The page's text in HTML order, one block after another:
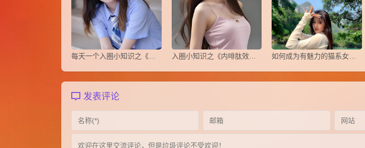
​入圈小知识之《内啡肽效应》
发表评论